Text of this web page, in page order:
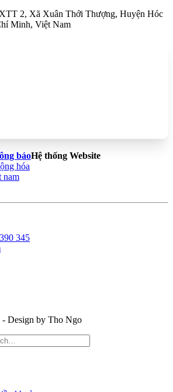
2, Xã Xuân Thới Thượng, Huyện Hóc
Minh, Việt Nam
Hệ thống Website
hóa
nam
345
Design by Tho Ngo